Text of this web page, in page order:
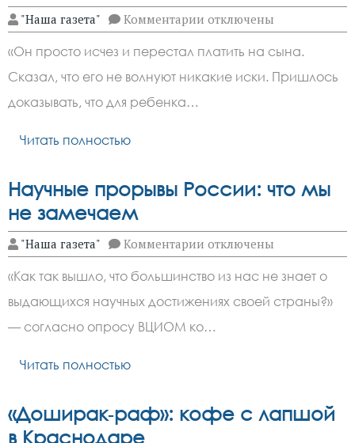
"Наша газета" Комментарии к
записи
через
суд:
москвичка
за
алиментам
отключены
«Он просто исчез и перестал платить на сына.
Сказал, что его не волнуют никакие иски. Пришлось
доказывать, что для ребенка…
Читать полностью
Научные прорывы России: что мы
не замечаем
"Наша газета" Комментарии к
записи
прорывы
России:
что
не
отключены
«Как так вышло, что большинство из нас не знает о
выдающихся научных достижениях своей страны?»
— согласно опросу ВЦИОМ ко…
Читать полностью
«Доширак‑раф»: кофе с лапшой
в Краснодаре